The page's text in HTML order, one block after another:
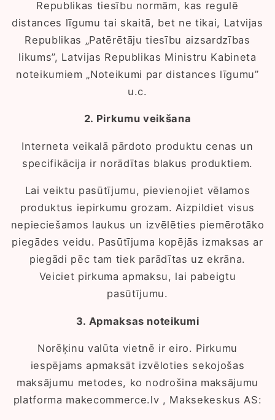
Republikas tiesību normām, kas regulē
distances līgumu tai skaitā, bet ne tikai, Latvijas
Republikas „Patērētāju tiesību aizsardzības
likums”, Latvijas Republikas Ministru Kabineta
noteikumiem „Noteikumi par distances līgumu”
u.c.
2. Pirkumu veikšana
Interneta veikalā pārdoto produktu cenas un
specifikācija ir norādītas blakus produktiem.
Lai veiktu pasūtījumu, pievienojiet vēlamos
produktus iepirkumu grozam. Aizpildiet visus
nepieciešamos laukus un izvēlēties piemērotāko
piegādes veidu. Pasūtījuma kopējās izmaksas ar
piegādi pēc tam tiek parādītas uz ekrāna.
Veiciet pirkuma apmaksu, lai pabeigtu
pasūtījumu.
3. Apmaksas noteikumi
Norēķinu valūta vietnē ir eiro. Pirkumu
iespējams apmaksāt izvēloties sekojošas
maksājumu metodes, ko nodrošina maksājumu
platforma makecommerce.lv , Maksekeskus AS: